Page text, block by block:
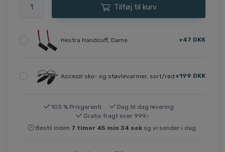
Tilføj til kurv
Hestra Handcuff, Dame +47 DKK
Accezzi sko- og støvlevarmer, sort/rød +199 DKK
103 % Prisgaranti
Dag til dag levering
Gratis fragt over 999,-
Bestil inden 7 timer 45 min 33 sekog vi sender i dag.